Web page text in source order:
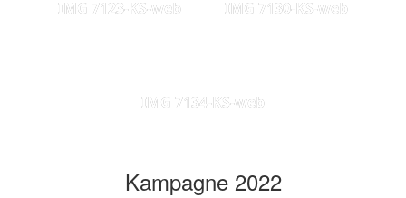
IMG 7123-KS-web IMG 7130-KS-web
IMG 7134-KS-web
Kampagne 2022